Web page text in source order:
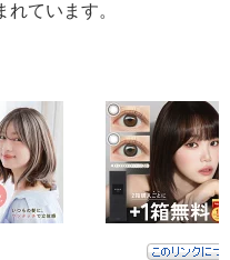
ています。